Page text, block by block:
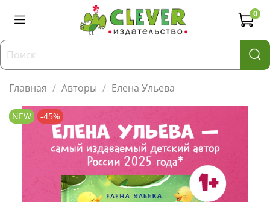
0
Главная Авторы Елена Ульева
NEW -45%